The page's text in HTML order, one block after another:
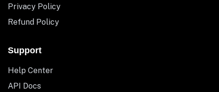
Privacy Policy
Refund Policy
Support
Help Center
API Docs